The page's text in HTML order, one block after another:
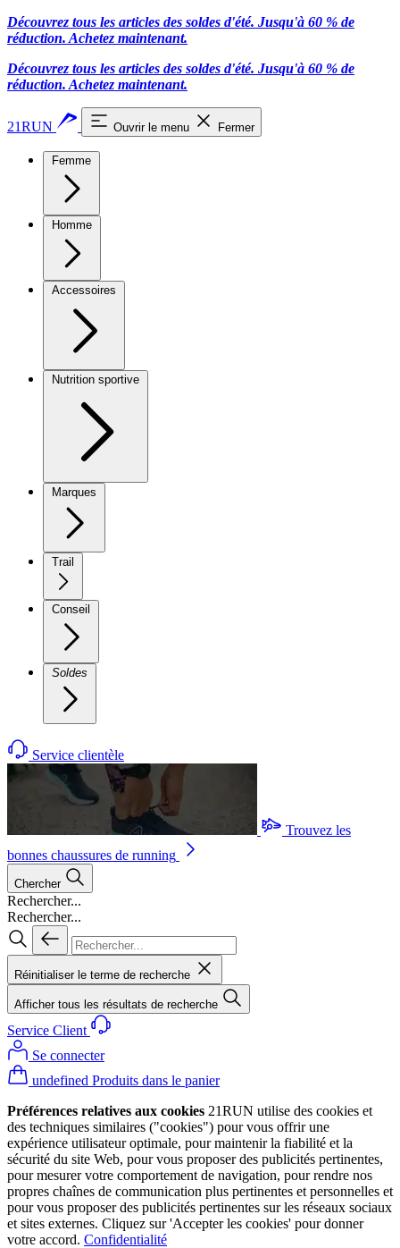
Découvrez tous les articles des soldes d'été. Jusqu'à 60 % de
réduction. Achetez maintenant.
Découvrez tous les articles des soldes d'été. Jusqu'à 60 % de
réduction. Achetez maintenant.
21RUN Ouvrir le menu Fermer
Femme
Homme
Accessoires
Nutrition sportive
Marques
Trail
Conseil
Soldes
Service clientèle
Trouvez les
bonnes chaussures de running
Chercher
Rechercher...
Rechercher...
Réinitialiser le terme de recherche
Afficher tous les résultats de recherche
Service Client
Se connecter
undefined Produits dans le panier
Préférences relatives aux cookies 21RUN utilise des cookies et
des techniques similaires ("cookies") pour vous offrir une
expérience utilisateur optimale, pour maintenir la fiabilité et la
sécurité du site Web, pour vous proposer des publicités pertinentes,
pour mesurer votre comportement de navigation, pour rendre nos
propres chaînes de communication plus pertinentes et personnelles et
pour vous proposer des publicités pertinentes sur les réseaux sociaux
et sites externes. Cliquez sur 'Accepter les cookies' pour donner
votre accord. Confidentialité